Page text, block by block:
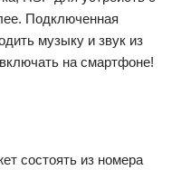
Подключенная
музыку и звук из
на смартфоне!
состоять из номера